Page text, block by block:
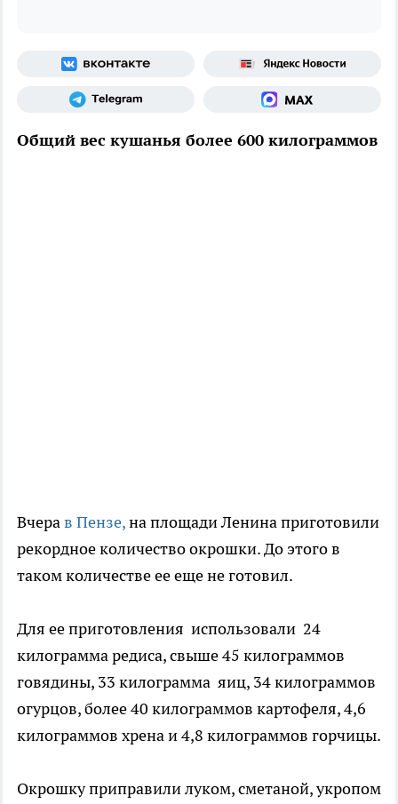
Общий вес кушанья более 600 килограммов
Вчерав Пензе,на площади Ленина приготовили
рекордное количество окрошки. До этого в
таком количестве ее еще не готовил.
Для ее приготовления использовали 24
килограмма редиса, свыше 45 килограммов
говядины, 33 килограмма яиц, 34 килограммов
огурцов, более 40 килограммов картофеля, 4,6
килограммов хрена и 4,8 килограммов горчицы.
Окрошку приправили луком, сметаной, укропом